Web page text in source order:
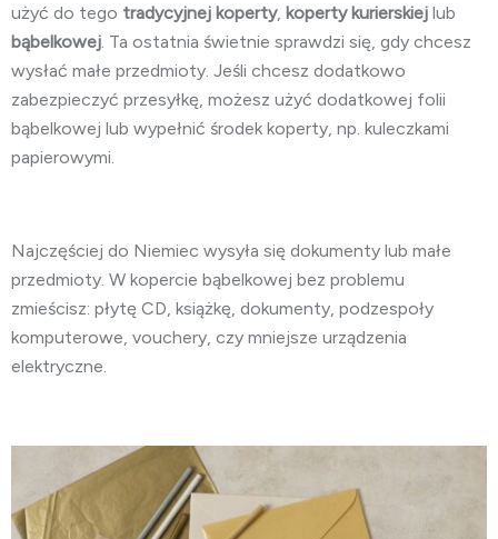
użyć do tego tradycyjnej koperty, koperty kurierskiej lub
bąbelkowej . Ta ostatnia świetnie sprawdzi się, gdy chcesz
wysłać małe przedmioty. Jeśli chcesz dodatkowo
zabezpieczyć przesyłkę, możesz użyć dodatkowej folii
bąbelkowej lub wypełnić środek koperty, np. kuleczkami
papierowymi.
Najczęściej do Niemiec wysyła się dokumenty lub małe
przedmioty. W kopercie bąbelkowej bez problemu
zmieścisz: płytę CD, książkę, dokumenty, podzespoły
komputerowe, vouchery, czy mniejsze urządzenia
elektryczne.